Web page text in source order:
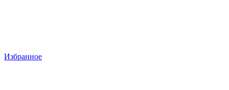
Избранное